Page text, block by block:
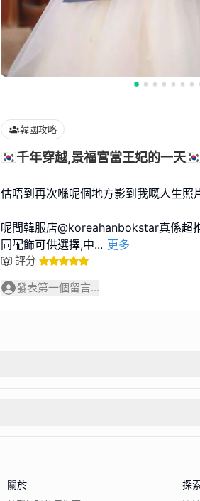
韓國攻略
🇰🇷千年穿越,景福宮當王妃的一天
估唔到再次喺呢個地方影到我嘅人生
呢間韓服店@koreahanbokstar真係超推
同配飾可供選擇,中... 更多
評分
發表第一個留言...
關於 探